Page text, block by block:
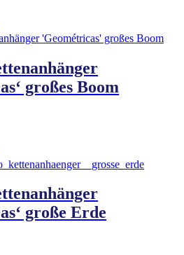
großes Boom
große Erde